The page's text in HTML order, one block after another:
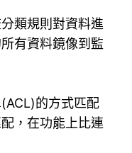
類規則對資料進
有資料鏡像到監
的方式匹配
，在功能上比連